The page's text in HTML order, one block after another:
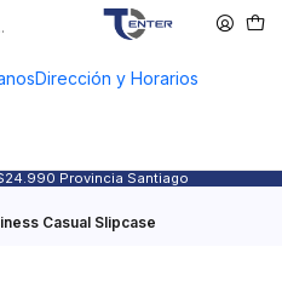
Dirección y Horarios
Provincia Santiago
Casual Slipcase